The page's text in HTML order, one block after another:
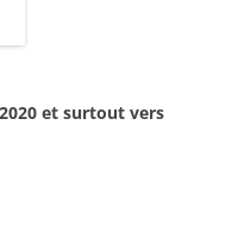
et surtout vers